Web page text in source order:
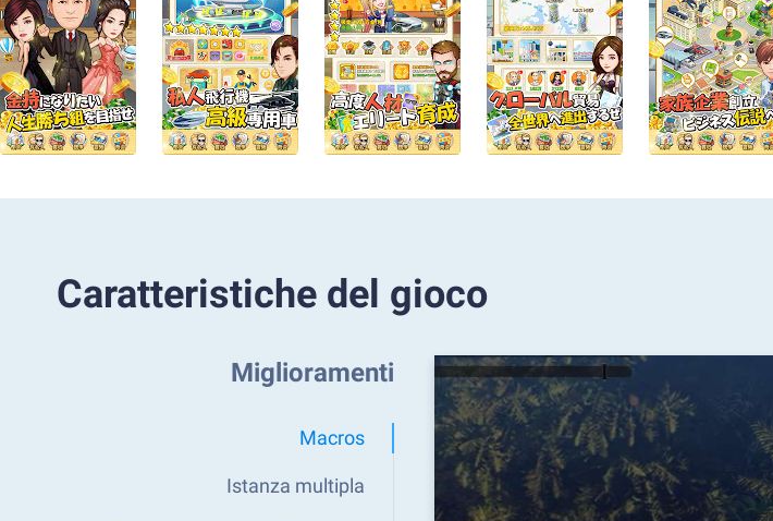
Caratteristiche del gioco
Miglioramenti
Macros
Istanza multipla